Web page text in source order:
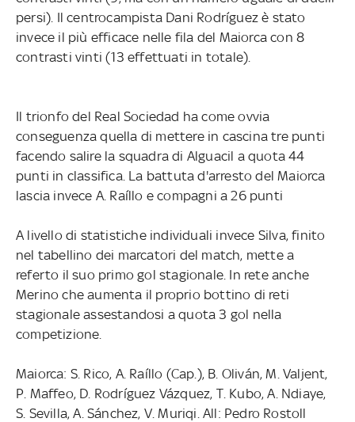
persi). Il centrocampista Dani Rodríguez è stato
invece il più efficace nelle fila del Maiorca con 8
contrasti vinti (13 effettuati in totale).
Il trionfo del Real Sociedad ha come ovvia
conseguenza quella di mettere in cascina tre punti
facendo salire la squadra di Alguacil a quota 44
punti in classifica. La battuta d'arresto del Maiorca
lascia invece A. Raíllo e compagni a 26 punti
A livello di statistiche individuali invece Silva, finito
nel tabellino dei marcatori del match, mette a
referto il suo primo gol stagionale. In rete anche
Merino che aumenta il proprio bottino di reti
stagionale assestandosi a quota 3 gol nella
competizione.
Maiorca: S. Rico, A. Raíllo (Cap.), B. Oliván, M. Valjent,
P. Maffeo, D. Rodríguez Vázquez, T. Kubo, A. Ndiaye,
S. Sevilla, A. Sánchez, V. Muriqi. All: Pedro Rostoll